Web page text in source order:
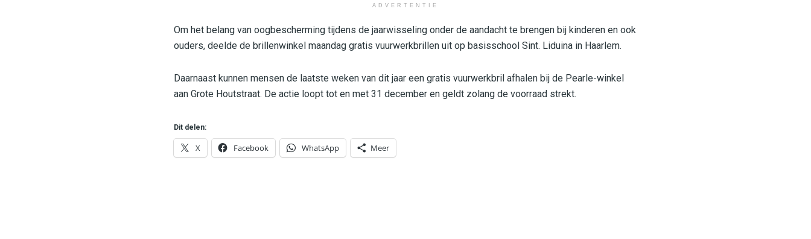
ADVERTENTIE
Om het belang van oogbescherming tijdens de jaarwisseling onder de aandacht te brengen bij kinderen en ook
ouders, deelde de brillenwinkel maandag gratis vuurwerkbrillen uit op basisschool Sint. Liduina in Haarlem.
Daarnaast kunnen mensen de laatste weken van dit jaar een gratis vuurwerkbril afhalen bij de Pearle-winkel
aan Grote Houtstraat. De actie loopt tot en met 31 december en geldt zolang de voorraad strekt.
Dit delen:
X Facebook WhatsApp Meer